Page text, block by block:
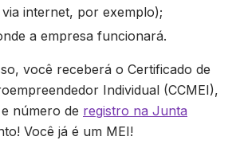
internet, por exemplo);
a empresa funcionará.
você receberá o Certificado de
Individual (CCMEI),
número de registro na Junta
Você já é um MEI!